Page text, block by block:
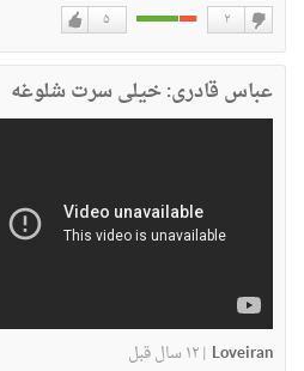
۵ ۲
عباس قادری: خیلی‌ سرت شلوغه
Loveiran
|۱۲ سال قبل